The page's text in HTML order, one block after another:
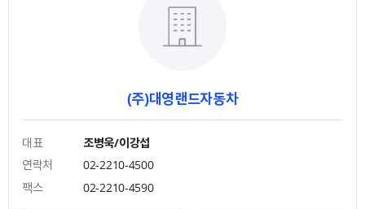
(주)대영랜드자동차
대표
조병욱/이강섭
연락처
02-2210-4500
팩스
02-2210-4590